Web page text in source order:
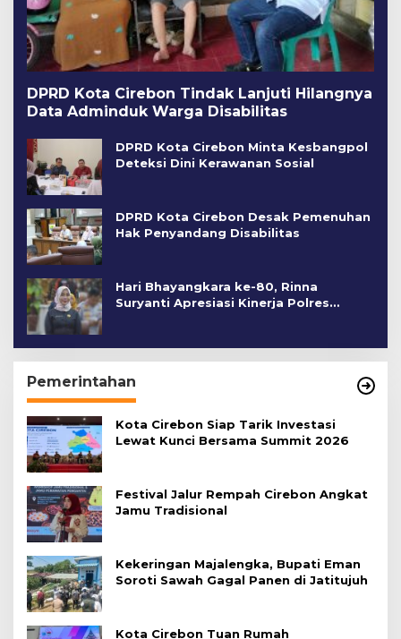
DPRD Kota Cirebon Tindak Lanjuti Hilangnya
Data Adminduk Warga Disabilitas
DPRD Kota Cirebon Minta Kesbangpol
Deteksi Dini Kerawanan Sosial
DPRD Kota Cirebon Desak Pemenuhan
Hak Penyandang Disabilitas
Hari Bhayangkara ke-80, Rinna
Suryanti Apresiasi Kinerja Polres
Pemerintahan
Kota Cirebon Siap Tarik Investasi
Lewat Kunci Bersama Summit 2026
Festival Jalur Rempah Cirebon Angkat
Jamu Tradisional
Kekeringan Majalengka, Bupati Eman
Soroti Sawah Gagal Panen di Jatitujuh
Kota Cirebon Tuan Rumah